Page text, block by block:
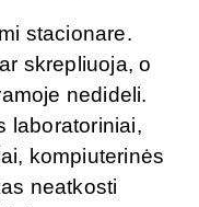
stacionare.
skrepliuoja, o
nedideli.
laboratoriniai,
kompiuterinės
neatkosti